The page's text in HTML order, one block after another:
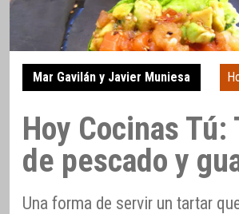
Mar Gavilán y Javier Muniesa
Hoy Cocinas Tú:
de pescado y
Una forma de servir un tartar